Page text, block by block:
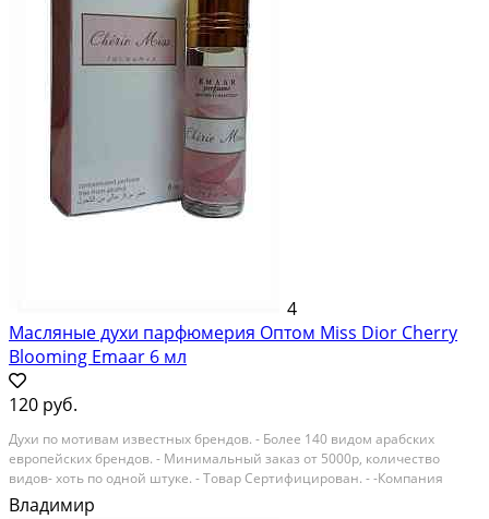
4
Масляные духи парфюмерия Оптом Miss Dior Cherry
Blooming Emaar 6 мл
120 руб.
Духи по мотивам известных брендов. - Более 140 видом арабских
европейских брендов. - Минимальный заказ от 5000р, количество
видов- хоть по одной штуке. - Товар Сертифицирован. - -Компания
ModissPRO более 9 лет является поставщиком арабской масляной
Владимир